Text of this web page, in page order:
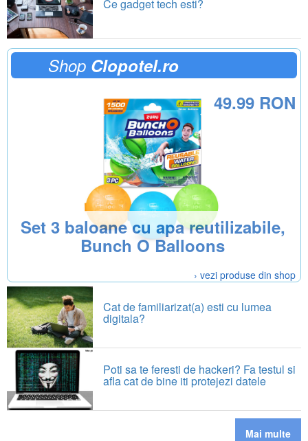
Ce gadget tech esti?
Shop Clopotel.ro
Set 3 baloane cu apa reutilizabile,
Bunch O Balloons
49.99 RON
› vezi produse din shop
Cat de familiarizat(a) esti cu lumea
digitala?
Poti sa te feresti de hackeri? Fa testul si
afla cat de bine iti protejezi datele
Mai multe